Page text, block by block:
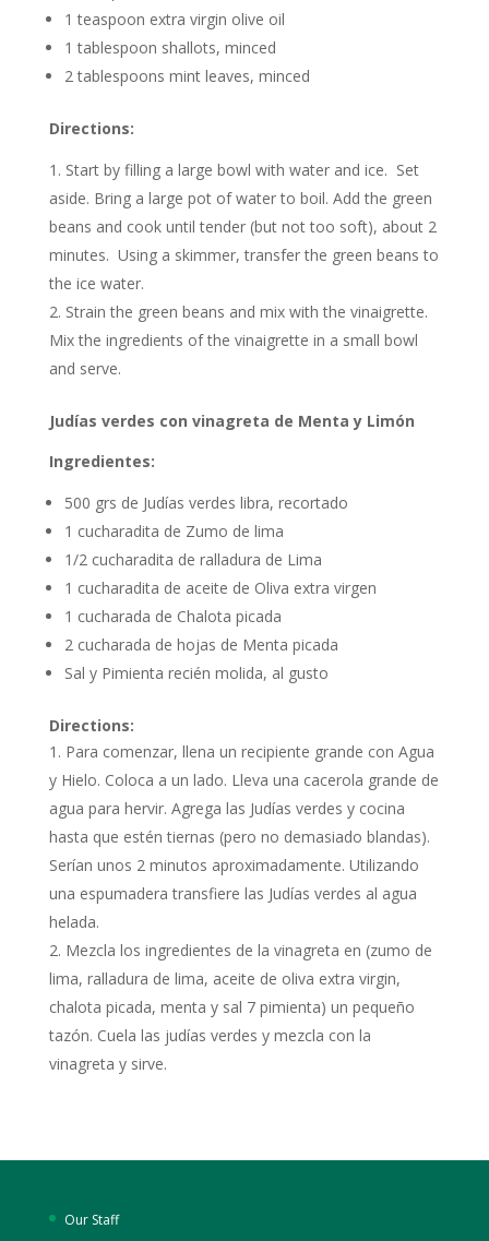
1 teaspoon extra virgin olive oil
1 tablespoon shallots, minced
2 tablespoons mint leaves, minced
Directions:
Start by filling a large bowl with water and ice. Set
aside. Bring a large pot of water to boil. Add the green
beans and cook until tender (but not too soft), about 2
minutes. Using a skimmer, transfer the green beans to
the ice water.
Strain the green beans and mix with the vinaigrette.
Mix the ingredients of the vinaigrette in a small bowl
and serve.
Judías verdes con vinagreta de Menta y Limón
Ingredientes:
500 grs de Judías verdes libra, recortado
1 cucharadita de Zumo de lima
1/2 cucharadita de ralladura de Lima
1 cucharadita de aceite de Oliva extra virgen
1 cucharada de Chalota picada
2 cucharada de hojas de Menta picada
Sal y Pimienta recién molida, al gusto
Directions:
Para comenzar, llena un recipiente grande con Agua
y Hielo. Coloca a un lado. Lleva una cacerola grande de
agua para hervir. Agrega las Judías verdes y cocina
hasta que estén tiernas (pero no demasiado blandas).
Serían unos 2 minutos aproximadamente. Utilizando
una espumadera transfiere las Judías verdes al agua
helada.
Mezcla los ingredientes de la vinagreta en (zumo de
lima, ralladura de lima, aceite de oliva extra virgin,
chalota picada, menta y sal 7 pimienta) un pequeño
tazón. Cuela las judías verdes y mezcla con la
vinagreta y sirve.
Our Staff